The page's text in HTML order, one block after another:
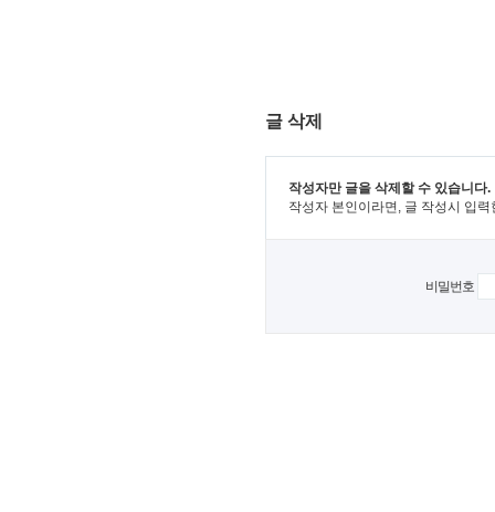
글 삭제
작성자만 글을 삭제할 수 있습니다.
작성자 본인이라면, 글 작성시 입
비밀번호